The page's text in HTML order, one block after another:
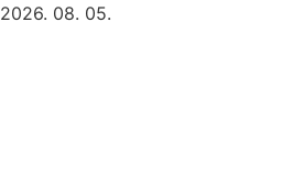
2026. 08. 05.